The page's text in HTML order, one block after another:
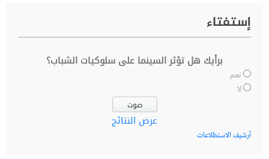
إستفتاء
برأيك هل تؤثر السينما على سلوكيات الشباب؟
نعم
لا
عرض النتائج
أرشيف الاستطلاعات